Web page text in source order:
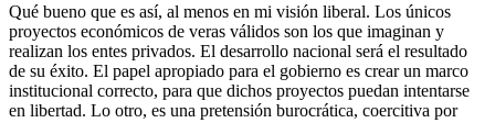
Qué bueno que es así, al menos en mi visión liberal. Los únicos
proyectos económicos de veras válidos son los que imaginan y
realizan los entes privados. El desarrollo nacional será el resultado
de su éxito. El papel apropiado para el gobierno es crear un marco
institucional correcto, para que dichos proyectos puedan intentarse
en libertad. Lo otro, es una pretensión burocrática, coercitiva por